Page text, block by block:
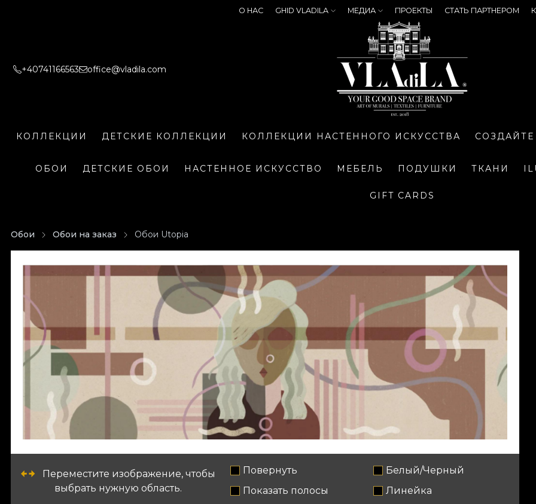
О НАС GHID VLADILA МЕДИА ПРОЕКТЫ СТАТЬ ПАРТНЕРОМ
+40741166563 office@vladila.com
КОЛЛЕКЦИИ ДЕТСКИЕ КОЛЛЕКЦИИ КОЛЛЕКЦИИ НАСТЕННОГО ИСКУССТВА
ОБОИ ДЕТСКИЕ ОБОИ НАСТЕННОЕ ИСКУССТВО МЕБЕЛЬ ПОДУШКИ ТКАНИ
GIFT CARDS
Обои Обои на заказ Обои Utopia
Переместите изображение, чтобы
выбрать нужную область.
Повернуть
Белый/Черный
Показать полосы
Линейка